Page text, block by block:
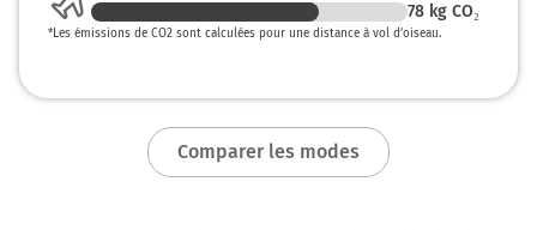
LONS LE S.
DOLE-CHOISEY
Prendre à gauche et rejoindre A39. Continuer sur
134 kilomètres
143 km
78 kg CO₂
*Les émissions de CO2 sont calculées pour une distance à vol d’oiseau.
Comparer les modes